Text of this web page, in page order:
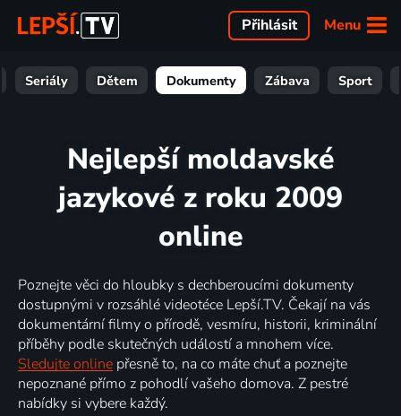
Menu
Přihlásit
Seriály Dětem Dokumenty Zábava Sport
Nejlepší moldavské
jazykové z roku 2009
online
Poznejte věci do hloubky s dechberoucími dokumenty
dostupnými v rozsáhlé videotéce Lepší.TV. Čekají na vás
dokumentární filmy o přírodě, vesmíru, historii, kriminální
příběhy podle skutečných událostí a mnohem více.
Sledujte online přesně to, na co máte chuť a poznejte
nepoznané přímo z pohodlí vašeho domova. Z pestré
nabídky si vybere každý.